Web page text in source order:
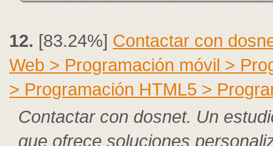
12. [83.24%]Contactar con
Web > Programación móvil >
> Programación HTML5 >
Contactar con dosnet. Un
que ofrece soluciones